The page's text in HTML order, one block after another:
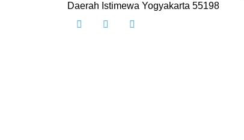
Daerah Istimewa Yogyakarta 55198